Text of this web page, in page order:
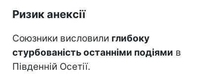
Ризик анексії
Союзники висловили глибоку
стурбованість останніми подіями в
Південній Осетії.